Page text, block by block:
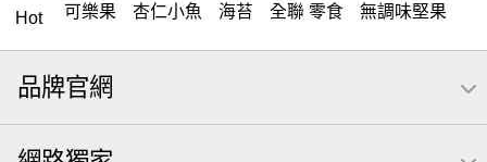
Hot 可樂果 杏仁小魚 海苔 全聯 零食 無調味堅果
隨手包 無調味 全聯 禮盒 堅穀力 綜合纖果
薯條
栗 椒鹽 米果 甘栗 萬歲牌 飲 全聯 拜拜
品牌官網